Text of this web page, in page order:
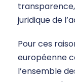
juridique de
Pour ces
européenne
l’ensemble